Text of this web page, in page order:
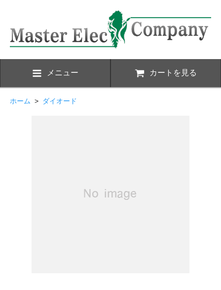
メニュー カートを見る
ホーム > ダイオード